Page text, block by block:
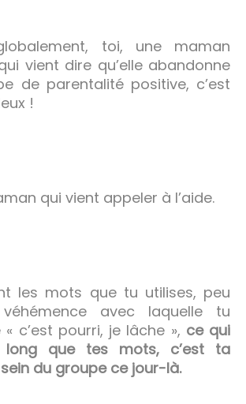
toi, une maman
vient dire qu’elle abandonne
de parentalité positive, c’est
!
qui vient appeler à l’aide.
les mots que tu utilises, peu
avec laquelle tu
c’est pourri, je lâche », ce qui
que tes mots, c’est ta
du groupe ce jour-là.